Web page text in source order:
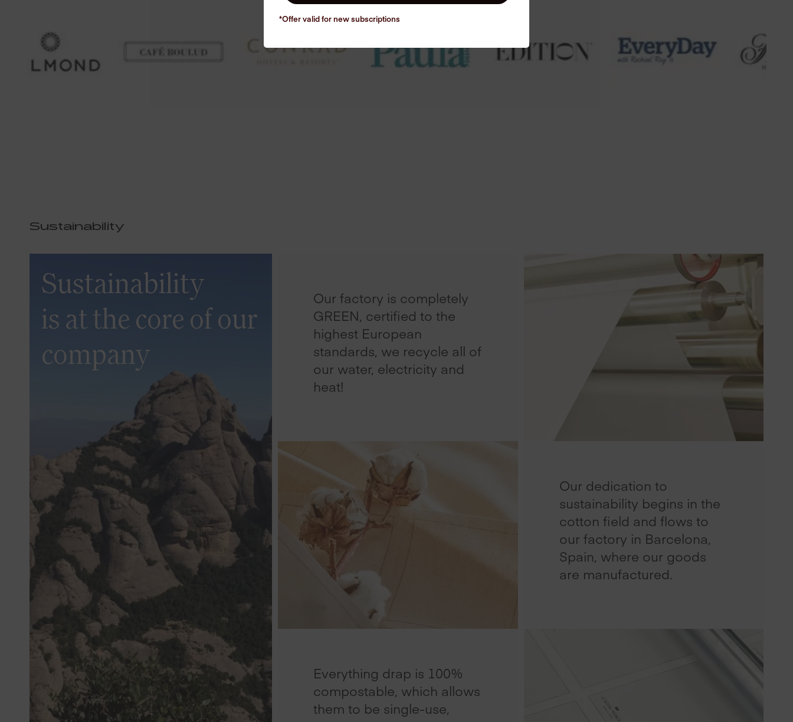
Sustainability
Sustainability
is at the core of our
company
Our factory is completely
GREEN, certified to the
highest European
standards, we recycle all of
our water, electricity and
heat!
Our dedication to
sustainability begins in the
cotton field and flows to
our factory in Barcelona,
Spain, where our goods
are manufactured.
Everything drap is 100%
compostable, which allows
them to be single-use,
*Offer valid for newsubscriptions